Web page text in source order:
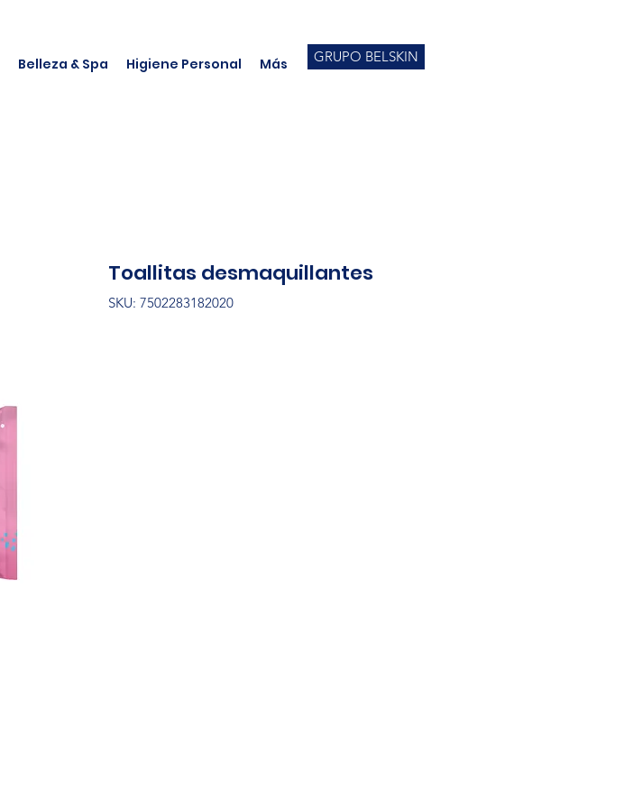
Belleza & Spa Higiene Personal Más GRUPO BELSKIN
Toallitas desmaquillantes
SKU: 7502283182020